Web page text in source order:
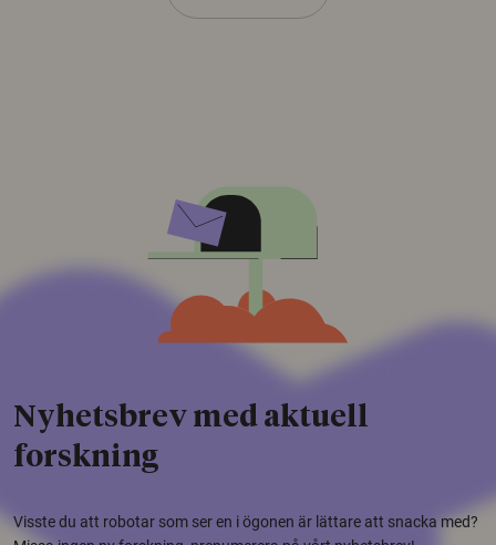
Nyhetsbrev med aktuell
forskning
Visste du att robotar som ser en i ögonen är lättare att snacka med?